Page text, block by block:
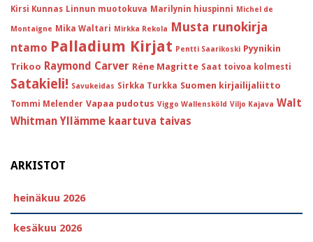
Kirsi Kunnas Linnun muotokuva Marilynin hiuspinni Michel de
Montaigne Mika Waltari Mirkka Rekola Musta runokirja
ntamo Palladium Kirjat Pentti Saarikoski Pyynikin
Trikoo Raymond Carver Réne Magritte Saat toivoa kolmesti
Satakieli! Savukeidas Sirkka Turkka Suomen kirjailijaliitto
Tommi Melender Vapaa pudotus Viggo Wallensköld Viljo Kajava Walt
Whitman Yllämme kaartuva taivas
ARKISTOT
heinäkuu 2026
kesäkuu 2026